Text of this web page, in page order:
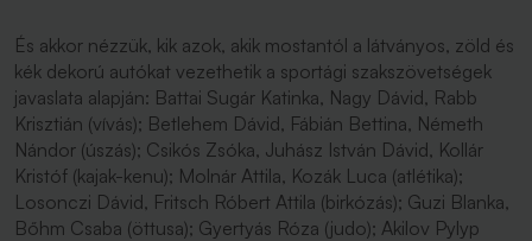
És akkor nézzük, kik azok, akik mostantól a látványos, zöld és
kék dekorú autókat vezethetik a sportági szakszövetségek
javaslata alapján: Battai Sugár Katinka, Nagy Dávid, Rabb
Krisztián (vívás); Betlehem Dávid, Fábián Bettina, Németh
Nándor (úszás); Csikós Zsóka, Juhász István Dávid, Kollár
Kristóf (kajak-kenu); Molnár Attila, Kozák Luca (atlétika);
Losonczi Dávid, Fritsch Róbert Attila (birkózás); Guzi Blanka,
Bőhm Csaba (öttusa); Gyertyás Róza (judo); Akilov Pylyp